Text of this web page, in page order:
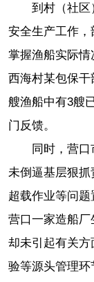
到村（社区
安全生产工作
掌握渔船实际
西海村某包保
艘渔船中有3艘
门反馈。
同时，营口
未倒逼基层狠
超载作业等问
营口一家造船厂
却未引起有关
验等源头管理